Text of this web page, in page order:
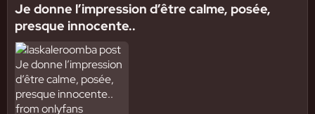
Je donne l’impression d’être calme, posée,
presque innocente..